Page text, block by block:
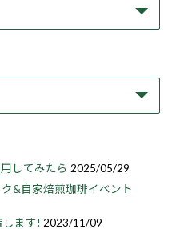
してみたら 2025/05/29
&自家焙煎珈琲イベント
します! 2023/11/09